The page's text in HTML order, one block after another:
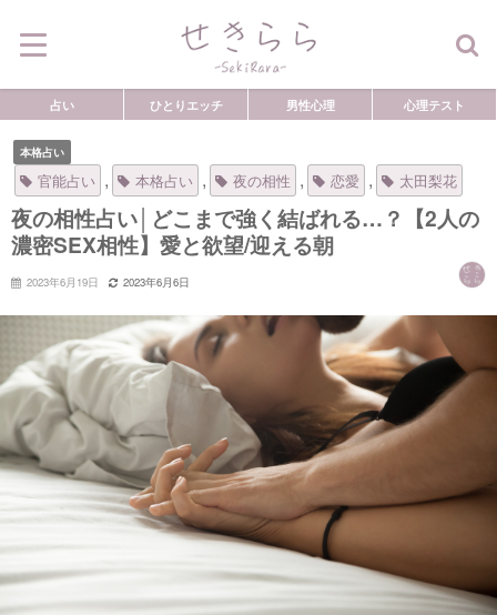
占い ひとりエッチ 男性心理 心理テスト
本格占い
官能占い , 本格占い , 夜の相性 , 恋愛 , 太田梨花
夜の相性占い│どこまで強く結ばれる…？【2人の
濃密SEX相性】愛と欲望/迎える朝
2023年6月19日 2023年6月6日